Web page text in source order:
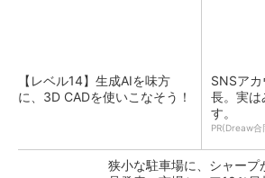
【レベル14】生成AIを味方
に、3D CADを使いこなそう！
SNSア
長。実は
す。
PR(Dreaw合
狭小な駐車場に、シャープ